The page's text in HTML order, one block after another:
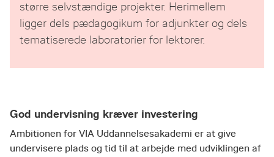
større selvstændige projekter. Herimellem
ligger dels pædagogikum for adjunkter og dels
tematiserede laboratorier for lektorer.
God undervisning kræver investering
Ambitionen for VIA Uddannelsesakademi er at give
undervisere plads og tid til at arbejde med udviklingen af